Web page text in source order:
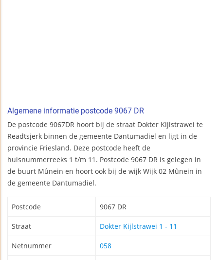
Algemene informatie postcode 9067 DR
De postcode 9067DR hoort bij de straat Dokter Kijlstrawei te
Readtsjerk binnen de gemeente Dantumadiel en ligt in de
provincie Friesland. Deze postcode heeft de
huisnummerreeks 1 t/m 11. Postcode 9067 DR is gelegen in
de buurt Mûnein en hoort ook bij de wijk Wijk 02 Mûnein in
de gemeente Dantumadiel.
Postcode 9067 DR
Straat Dokter Kijlstrawei 1 - 11
Netnummer 058